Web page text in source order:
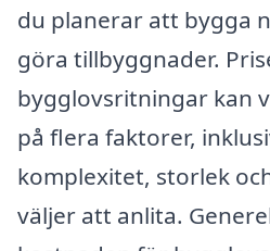
du planerar att bygga
göra tillbyggnader.
bygglovsritningar kan
på flera faktorer,
komplexitet, storlek
väljer att anlita.